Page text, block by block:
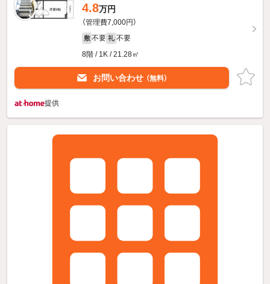
4.8万円
（管理費7,000円）
敷 不要 礼 不要
8階 / 1K / 21.28㎡
お問い合わせ （無料）
提供